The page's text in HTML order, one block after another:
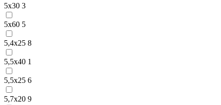
5х30 3
5х60 5
5,4х25 8
5,5х40 1
5,5х25 6
5,7х20 9